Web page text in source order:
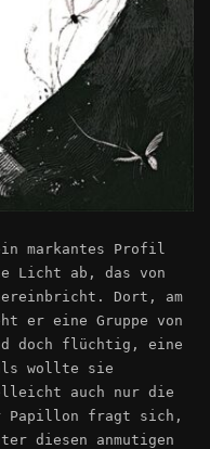
markantes Profil
Licht ab, das von
Dort, am
er eine Gruppe von
doch flüchtig, eine
wollte sie
auch nur die
Papillon fragt sich,
diesen anmutigen